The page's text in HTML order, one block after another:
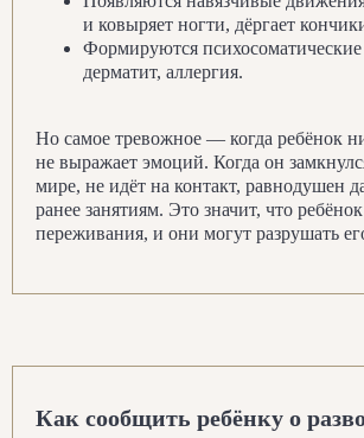
и ковыряет ногти, дёргает
Формируются психосоматические
дерматит, аллергия.
Но самое тревожное — когда ребёнок
не выражает эмоций. Когда он
мире, не идёт на контакт, равнодушен
ранее занятиям. Это значит, что
переживания, и они могут разрушать
Как сообщить ребёнку о